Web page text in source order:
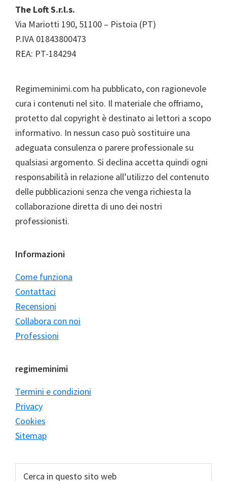
Footer
The Loft S.r.l.s.
Via Mariotti 190, 51100 – Pistoia (PT)
P.IVA 01843800473
REA: PT-184294
Regimeminimi.com ha pubblicato, con ragionevole
cura i contenuti nel sito. Il materiale che offriamo,
protetto dal copyright è destinato ai lettori a scopo
informativo. In nessun caso può sostituire una
adeguata consulenza o parere professionale su
qualsiasi argomento. Si declina accetta quindi ogni
responsabilità in relazione all’utilizzo del contenuto
delle pubblicazioni senza che venga richiesta la
collaborazione diretta di uno dei nostri
professionisti.
Informazioni
Come funziona
Contattaci
Recensioni
Collabora con noi
Professioni
regimeminimi
Termini e condizioni
Privacy
Cookies
Sitemap